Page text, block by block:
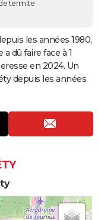
termite
les années 1980,
dû faire face à 1
en 2024. Un
depuis les années